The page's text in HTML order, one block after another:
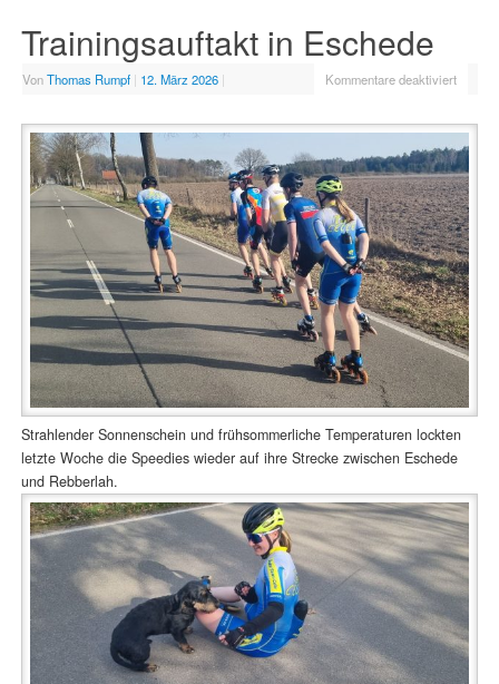
Trainingsauftakt in Eschede
VonThomas Rumpf | 12. März 2026 | Kommentare deaktiviert
Strahlender Sonnenschein und frühsommerliche Temperaturen lockten
letzte Woche die Speedies wieder auf ihre Strecke zwischen Eschede
und Rebberlah.